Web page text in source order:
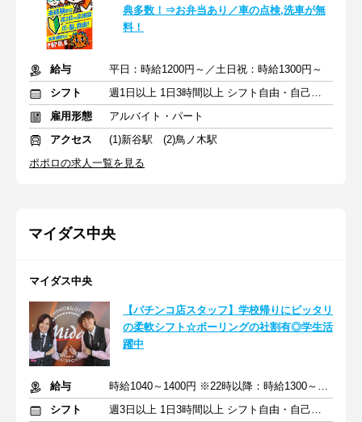
典多数！⇒お弁当あり／車の点検,洗車が無
料！
給与
平日：時給1200円～／土日祝：時給1300円～
シフト
週1日以上 1日3時間以上 シフト自由・自己申告
雇用形態
アルバイト・パート
アクセス
(1)新谷駅 (2)鳥ノ木駅
ポポロの求人一覧を見る
マイダス中央
マイダス中央
【パチンコ店スタッフ】学校帰りにピッタリ
の柔軟シフト☆ボーリングの社割有◎学生活
躍中
給与
時給1040～1400円 ※22時以降：時給1300～1750円
シフト
週3日以上 1日3時間以上 シフト自由・自己申告